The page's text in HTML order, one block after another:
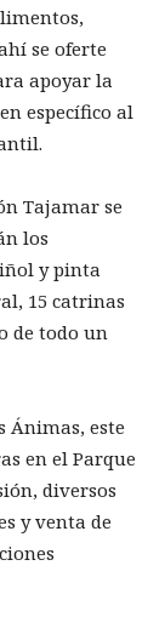
se oferte
apoyar la
específico al
Tajamar se
los
y pinta
15 catrinas
de todo un
Ánimas, este
en el Parque
diversos
y venta de